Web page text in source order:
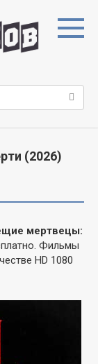
(2026)
мертвецы:
Фильмы
HD 1080